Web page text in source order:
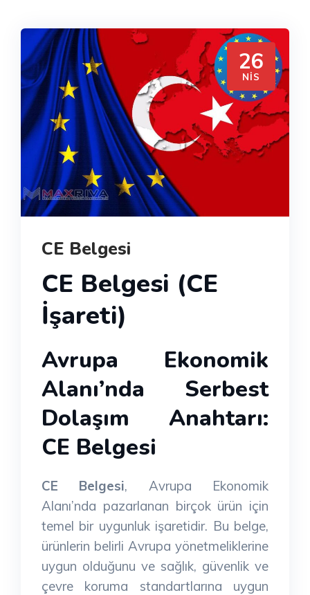
26
NIS
CE Belgesi
CE Belgesi (CE
İşareti)
Avrupa Ekonomik
Alanı’nda Serbest
Dolaşım Anahtarı:
CE Belgesi
CE Belgesi, Avrupa Ekonomik
Alanı’nda pazarlanan birçok ürün için
temel bir uygunluk işaretidir. Bu belge,
ürünlerin belirli Avrupa yönetmeliklerine
uygun olduğunu ve sağlık, güvenlik ve
çevre koruma standartlarına uygun